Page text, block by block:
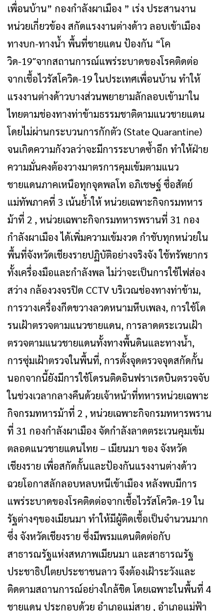
เพื่อนบ้าน” กองกำลังผาเมือง ” เร่ง ประสานงาน
หน่วยเกี่ยวข้อง สกัดแรงงานต่างด้าว ลอบเข้าเมือง
ทางบก-ทางน้ำ พื้นที่ชายแดน ป้องกัน “โค
วิด-19″จากสถานการณ์แพร่ระบาดของโรคติดต่อ
จากเชื้อไวรัสโควิด-19 ในประเทศเพื่อนบ้าน ทำให้
แรงงานต่างด้าวบางส่วนพยายามลักลอบเข้ามาใน
ไทยตามช่องทางท่าข้ามธรรมชาติตามแนวชายแดน
โดยไม่ผ่านกระบวนการกักตัว (State Quarantine)
จนเกิดความกังวลว่าจะมีการระบาดซ้ำอีก ทำให้ฝ่าย
ความมั่นคงต้องวางมาตรการคุมเข้มตามแนว
ชายแดนภาคเหนือทุกจุดพลโท อภิเชษฐ์ ซื่อสัตย์
แม่ทัพภาคที่ 3 เน้นย้ำให้ หน่วยเฉพาะกิจกรมทหาร
ม้าที่ 2 , หน่วยเฉพาะกิจกรมทหารพรานที่ 31 กอง
กำลังผาเมือง ได้เพิ่มความเข้มงวด กำชับทุกหน่วยใน
พื้นที่จังหวัดเชียงรายปฏิบัติอย่างจริงจัง ใช้ทรัพยากร
ทั้งเครื่องมือและกำลังพล ไม่ว่าจะเป็นการใช้ไฟส่อง
สว่าง กล้องวงจรปิด CCTV บริเวณช่องทางท่าข้าม,
การวางเครื่องกีดขวางลวดหนามหีบเพลง, การใช้โด
รนเฝ้าตรวจตามแนวชายแดน, การลาดตระเวนเฝ้า
ตรวจตามแนวชายแดนทั้งทางพื้นดินและทางน้ำ,
การซุ่มเฝ้าตรวจในพื้นที่, การตั้งจุดตรวจจุดสกัดกั้น
นอกจากนี้ยังมีการใช้โดรนติดอินฟราเรดบินตรวจจับ
ในช่วงเวลากลางคืนด้วยเจ้าหน้าที่ทหารหน่วยเฉพาะ
กิจกรมทหารม้าที่ 2 , หน่วยเฉพาะกิจกรมทหารพราน
ที่ 31 กองกำลังผาเมือง จัดกำลังลาดตระเวนคุมเข้ม
ตลอดแนวชายแดนไทย – เมียนมา ของ จังหวัด
เชียงราย เพื่อสกัดกั้นและป้องกันแรงงานต่างด้าว
ฉวยโอกาสลักลอบหลบหนีเข้าเมือง หลังพบมีการ
แพร่ระบาดของโรคติดต่อจากเชื้อไวรัสโควิด-19 ใน
รัฐต่างๆของเมียนมา ทำให้มีผู้ติดเชื้อเป็นจำนวนมาก
ซึ่ง จังหวัดเชียงราย ซึ่งมีพรมแดนติดต่อกับ
สาธารณรัฐแห่งสหภาพเมียนมา และสาธารณรัฐ
ประชาธิปไตยประชาชนลาว จึงต้องเฝ้าระวังและ
ติดตามสถานการณ์อย่างใกล้ชิด โดยเฉพาะในพื้นที่ 4
ชายแดน ประกอบด้วย อำเภอแม่สาย , อำเภอแม่ฟ้า